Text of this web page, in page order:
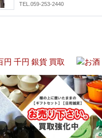
TEL.059-253-2440